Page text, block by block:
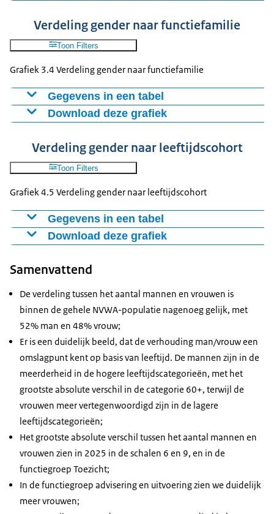
11
350 403
12
287 373
14
26
15
15
16
17
16
11
7
17
2
Niet leidinggevend
131 115
Download CSV-bestand
Verdeling gender naar functiefamilie
Toon Filters
Grafiek 3.4 Verdeling gender naar functiefamilie
Gegevens in een tabel
Functiefamilie Man Vrouw
FGR BEDRIJFV 279
245
FGR BELEID
9
7
FGR LIJNMAN
FGR PROJ PRG
6
5
FGR TOEZICHT 1268 963
Download deze grafiek
Download CSV-bestand
Verdeling gender naar leeftijdscohort
Toon Filters
Grafiek 4.5 Verdeling gender naar leeftijdscohort
Gegevens in een tabel
LeeftijdscohortManVrouw
25-34 jaar
35-44 jaar
485
45-54 jaar
472
55-59 jaar
336
60+ jaar
549 209
Download deze grafiek
Download CSV-bestand
Samenvattend
De verdeling tussen het aantal mannen en vrouwen is
binnen de gehele NVWA-populatie nagenoeg gelijk, met
52% man en 48% vrouw;
Er is een duidelijk beeld, dat de verhouding man/vrouw een
omslagpunt kent op basis van leeftijd. De mannen zijn in de
meerderheid in de hogere leeftijdscategorieën, met het
grootste absolute verschil in de categorie 60+, terwijl de
vrouwen meer vertegenwoordigd zijn in de lagere
leeftijdscategorieën;
Het grootste absolute verschil tussen het aantal mannen en
vrouwen zien in 2025 in de schalen 6 en 9, en in de
functiegroep Toezicht;
In de functiegroep advisering en uitvoering zien we duidelijk
meer vrouwen;